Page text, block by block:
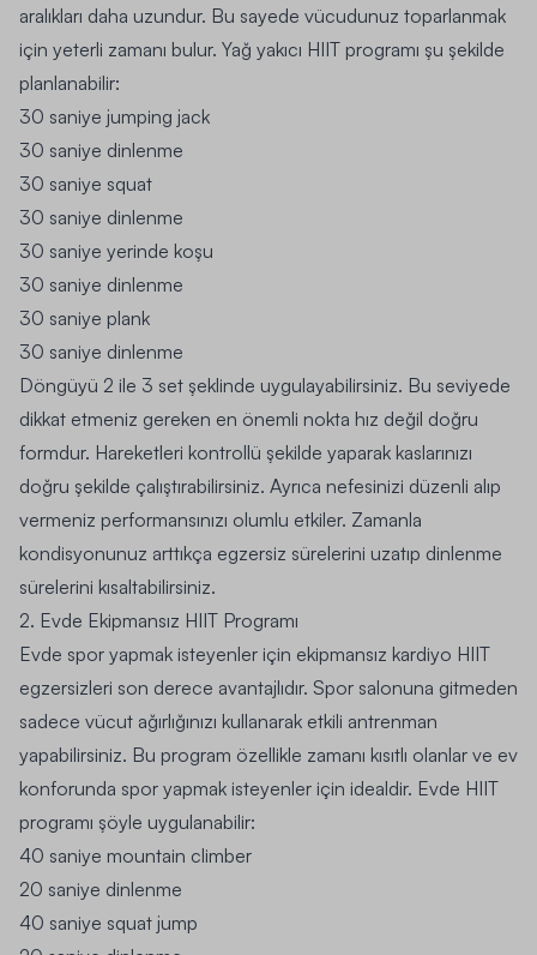
aralıkları daha uzundur. Bu sayede vücudunuz toparlanmak
için yeterli zamanı bulur. Yağ yakıcı HIIT programı şu şekilde
planlanabilir:
30 saniye jumping jack
30 saniye dinlenme
30 saniye squat
30 saniye dinlenme
30 saniye yerinde koşu
30 saniye dinlenme
30 saniye plank
30 saniye dinlenme
Döngüyü 2 ile 3 set şeklinde uygulayabilirsiniz. Bu seviyede
dikkat etmeniz gereken en önemli nokta hız değil doğru
formdur. Hareketleri kontrollü şekilde yaparak kaslarınızı
doğru şekilde çalıştırabilirsiniz. Ayrıca nefesinizi düzenli alıp
vermeniz performansınızı olumlu etkiler. Zamanla
kondisyonunuz arttıkça egzersiz sürelerini uzatıp dinlenme
sürelerini kısaltabilirsiniz.
2. Evde Ekipmansız HIIT Programı
Evde spor yapmak isteyenler için ekipmansız kardiyo HIIT
egzersizleri son derece avantajlıdır. Spor salonuna gitmeden
sadece vücut ağırlığınızı kullanarak etkili antrenman
yapabilirsiniz. Bu program özellikle zamanı kısıtlı olanlar ve ev
konforunda spor yapmak isteyenler için idealdir. Evde HIIT
programı şöyle uygulanabilir:
40 saniye mountain climber
20 saniye dinlenme
40 saniye squat jump